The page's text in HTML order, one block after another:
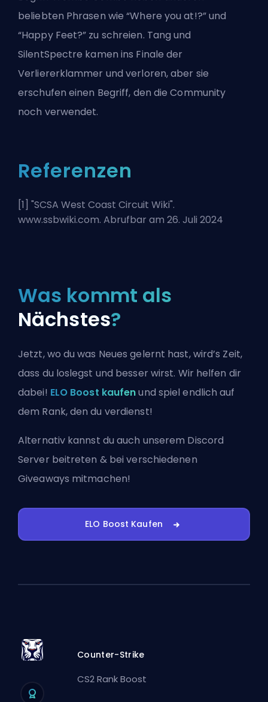
beliebten Phrasen wie “Where you at!?” und
“Happy Feet?” zu schreien. Tang und
SilentSpectre kamen ins Finale der
Verliererklammer und verloren, aber sie
erschufen einen Begriff, den die Community
noch verwendet.
Referenzen
[1] "SCSA West Coast Circuit Wiki".
www.ssbwiki.com. Abrufbar am 26. Juli 2024
Was kommt als
Nächstes?
Jetzt, wo du was Neues gelernt hast, wird’s Zeit,
dass du loslegst und besser wirst. Wir helfen dir
dabei! ELO Boost kaufenund spiel endlich auf
dem Rank, den du verdienst!
Alternativ kannst du auch unserem Discord
Server beitreten & bei verschiedenen
Giveaways mitmachen!
ELO Boost Kaufen
Counter-Strike
CS2 Rank Boost